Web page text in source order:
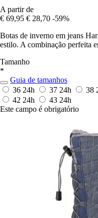
A partir de
€ 69,95 € 28,70 -59%
Botas de inverno em jeans
estilo. A combinação perfeita
Tamanho
*
Guia de tamanhos
36 24h 37 24h 38
42 24h 43 24h
Este campo é obrigatório